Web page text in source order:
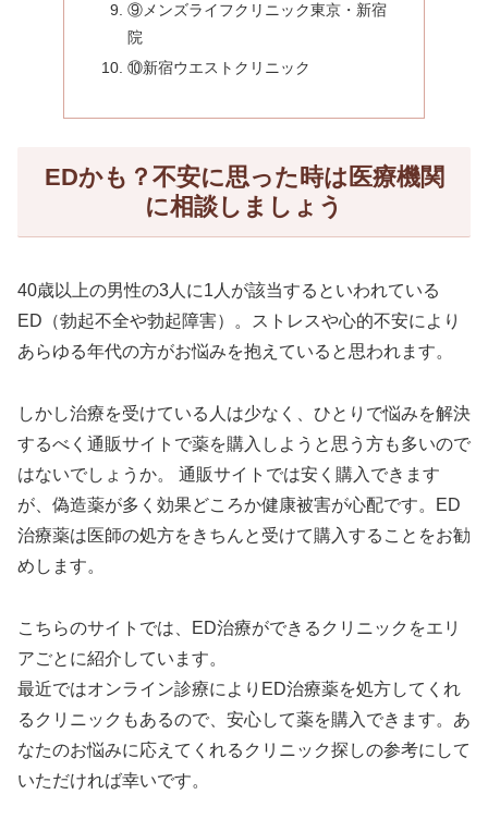
⑨メンズライフクリニック東京・新宿
院
⑩新宿ウエストクリニック
EDかも？不安に思った時は医療機関
に相談しましょう
40歳以上の男性の3人に1人が該当するといわれている
ED（勃起不全や勃起障害）。ストレスや心的不安により
あらゆる年代の方がお悩みを抱えていると思われます。
しかし治療を受けている人は少なく、ひとりで悩みを解決
するべく通販サイトで薬を購入しようと思う方も多いので
はないでしょうか。 通販サイトでは安く購入できます
が、偽造薬が多く効果どころか健康被害が心配です。ED
治療薬は医師の処方をきちんと受けて購入することをお勧
めします。
こちらのサイトでは、ED治療ができるクリニックをエリ
アごとに紹介しています。
最近ではオンライン診療によりED治療薬を処方してくれ
るクリニックもあるので、安心して薬を購入できます。あ
なたのお悩みに応えてくれるクリニック探しの参考にして
いただければ幸いです。